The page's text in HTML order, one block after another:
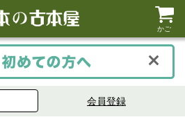
かご
会員登録